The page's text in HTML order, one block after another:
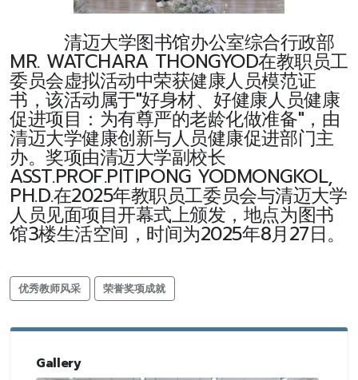
清迈大学图书馆办公室综合行政部
MR. WATCHARA THONGYOD在教职员工
委员会虚拟活动中荣获健康人员模范证
书，该活动属于"好身材、好健康人员健康
促进项目：为有尊严的老龄化做准备"，由
清迈大学健康创新与人员健康促进部门主
办。奖项由清迈大学副校长
ASST.PROF.PITIPONG YODMONGKOL,
PH.D.在2025年教职员工委员会与清迈大学
人员见面项目开幕式上颁发，地点为图书
馆3楼生活空间，时间为2025年8月27日。
优秀教师风采 荣誉奖项成就
Gallery